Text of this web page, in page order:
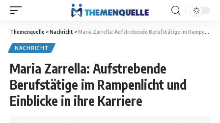
Themenquelle >Nachricht >Maria Zarrella: Aufstrebende Berufstätige im Rampenlicht und Einblicke in ihre Karriere
NACHRICHT
Maria Zarrella: Aufstrebende
Berufstätige im Rampenlicht und
Einblicke in ihre Karriere